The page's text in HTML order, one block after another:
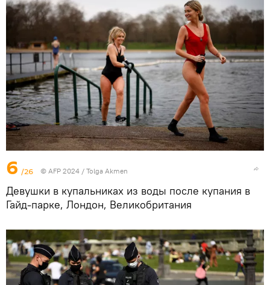
6 /26 © AFP 2024 / Tolga Akmen
Девушки в купальниках из воды после купания в
Гайд-парке, Лондон, Великобритания